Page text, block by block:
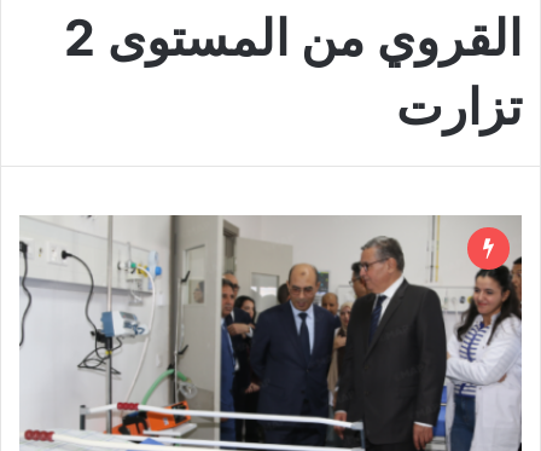
القروي من المستوى 2
تزارت